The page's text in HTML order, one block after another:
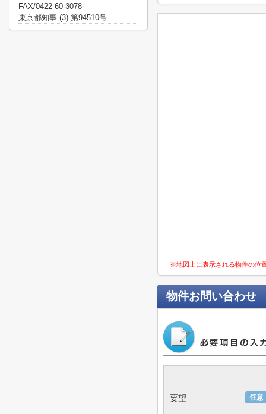
※地図上に表示される物件の位
物件お問い合わせ
任意
要望
FAX/0422-60-3078
東京都知事 (3) 第94510号